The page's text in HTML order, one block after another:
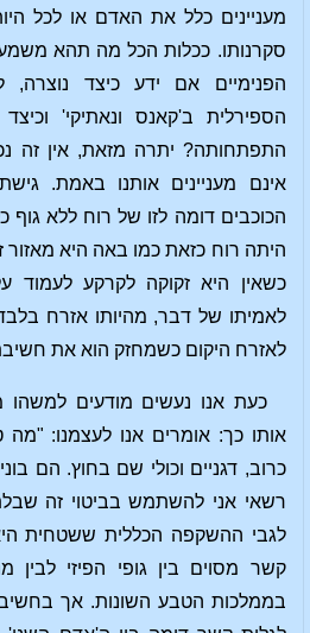
מעניינים כלל את האדם או לכל
סקרנותו. ככלות הכל מה תהא
הפנימיים אם ידע כיצד נוצרה,
הספירלית ב'קאנס ונאתיקי'
התפתחותה? יתרה מזאת, אין זה
אינם מעניינים אותנו באמת.
הכוכבים דומה לזו של רוח ללא גוף
היתה רוח כזאת כמו באה היא
כשאין היא זקוקה לקרקע לעמוד
לאמיתו של דבר, מהיותו אזרח
לאזרח היקום כשמחזק הוא את
כעת אנו נעשים מודעים למשהו
אותו כך: אומרים אנו לעצמנו:
כרוב, דגניים וכולי שם בחוץ. הם
רשאי אני להשתמש בביטוי זה
לגבי ההשקפה הכללית ששטחית
קשר מסוים בין גופי הפיזי
בממלכות הטבע השונות. אך